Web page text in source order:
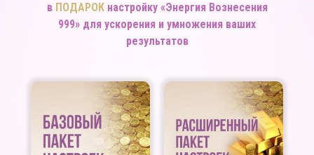
в ПОДАРОКнастройку «Энергия Вознесения
999» для ускорения и умножения ваших
результатов